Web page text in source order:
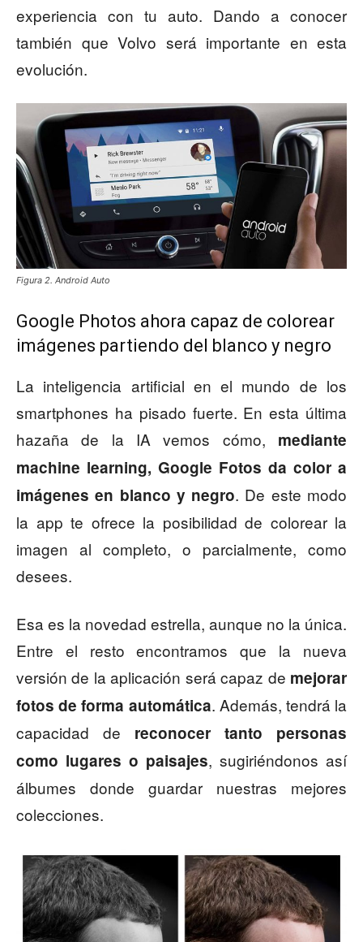
experiencia con tu auto. Dando a conocer
también que Volvo será importante en esta
evolución.
Figura 2. Android Auto
Google Photos ahora capaz de colorear
imágenes partiendo del blanco y negro
La inteligencia artificial en el mundo de los
smartphones ha pisado fuerte. En esta última
hazaña de la IA vemos cómo, mediante
machine learning, Google Fotos da color a
imágenes en blanco y negro. De este modo
la app te ofrece la posibilidad de colorear la
imagen al completo, o parcialmente, como
desees.
Esa es la novedad estrella, aunque no la única.
Entre el resto encontramos que la nueva
versión de la aplicación será capaz de mejorar
fotos de forma automática. Además, tendrá la
capacidad de reconocer tanto personas
como lugares o paisajes, sugiriéndonos así
álbumes donde guardar nuestras mejores
colecciones.